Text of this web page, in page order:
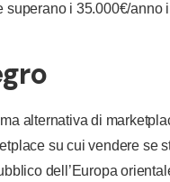
superano i 35.000€/anno
alternativa di
su cui vendere se
dell’Europa